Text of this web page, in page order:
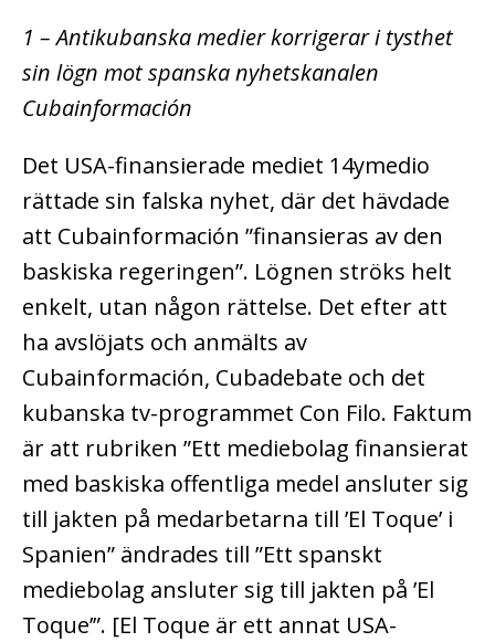
1 – Antikubanska medier korrigerar i tysthet
sin lögn mot spanska nyhetskanalen
Cubainformación
Det USA-finansierade mediet 14ymedio
rättade sin falska nyhet, där det hävdade
att Cubainformación ”finansieras av den
baskiska regeringen”. Lögnen ströks helt
enkelt, utan någon rättelse. Det efter att
ha avslöjats och anmälts av
Cubainformación, Cubadebate och det
kubanska tv-programmet Con Filo. Faktum
är att rubriken ”Ett mediebolag finansierat
med baskiska offentliga medel ansluter sig
till jakten på medarbetarna till ’El Toque’ i
Spanien” ändrades till ”Ett spanskt
mediebolag ansluter sig till jakten på ’El
Toque’”. [El Toque är ett annat USA-